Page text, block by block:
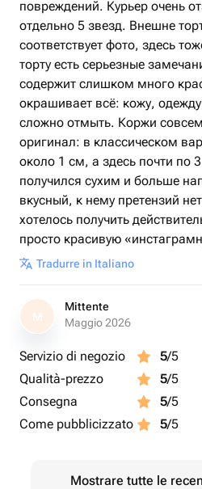
повреждений. Курьер очень
отдельно 5 звезд. Внешне
соответствует фото, здесь
торту есть серьезные
содержит слишком много
окрашивает всё: кожу,
сложно отмыть. Коржи
оригинал: в классическом
около 1 см, а здесь почти по
получился сухим и больше
вкусный, к нему претензий
хотелось получить
просто красивую
Tradurre in Italiano
M
Mittente
Maggio 2026
Servizio di negozio 5/5
Qualità-prezzo
5/5
Consegna
5/5
Come pubblicizzato
5/5
Mostrare tutte le